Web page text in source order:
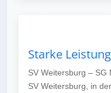
Starke
SV Weitersburg –
SV Weitersburg, in